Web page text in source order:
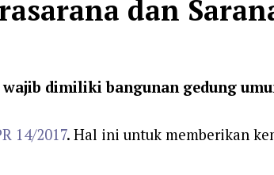
dan
dimiliki bangunan gedung
14/2017. Hal ini untuk memberikan